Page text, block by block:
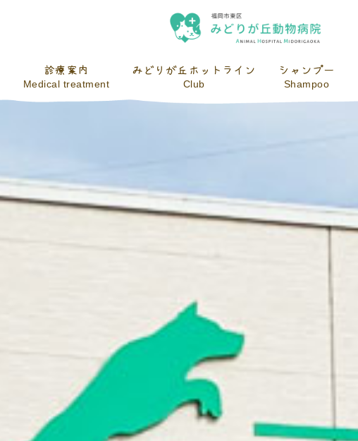
診療案内
Medical treatment
みどりが丘ホットライン
Club
シャンプー
Shampoo